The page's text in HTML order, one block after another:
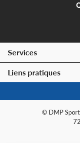
Services
Liens pratiques
© DMP